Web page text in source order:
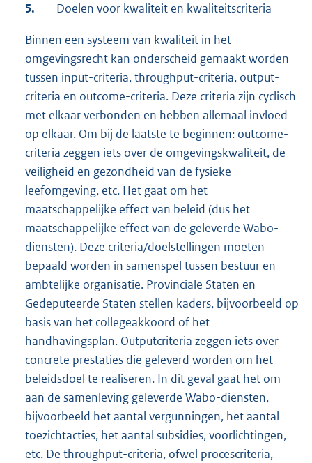
5. Doelen voor kwaliteit en kwaliteitscriteria
Binnen een systeem van kwaliteit in het
omgevingsrecht kan onderscheid gemaakt worden
tussen input-criteria, throughput-criteria, output-
criteria en outcome-criteria. Deze criteria zijn cyclisch
met elkaar verbonden en hebben allemaal invloed
op elkaar. Om bij de laatste te beginnen: outcome-
criteria zeggen iets over de omgevingskwaliteit, de
veiligheid en gezondheid van de fysieke
leefomgeving, etc. Het gaat om het
maatschappelijke effect van beleid (dus het
maatschappelijke effect van de geleverde Wabo-
diensten). Deze criteria/doelstellingen moeten
bepaald worden in samenspel tussen bestuur en
ambtelijke organisatie. Provinciale Staten en
Gedeputeerde Staten stellen kaders, bijvoorbeeld op
basis van het collegeakkoord of het
handhavingsplan. Outputcriteria zeggen iets over
concrete prestaties die geleverd worden om het
beleidsdoel te realiseren. In dit geval gaat het om
aan de samenleving geleverde Wabo-diensten,
bijvoorbeeld het aantal vergunningen, het aantal
toezichtacties, het aantal subsidies, voorlichtingen,
etc. De throughput-criteria, ofwel procescriteria,